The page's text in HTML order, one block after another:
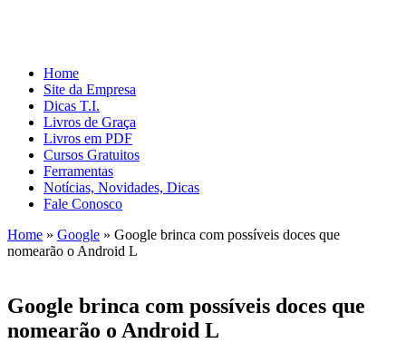
Home
Site da Empresa
Dicas T.I.
Livros de Graça
Livros em PDF
Cursos Gratuitos
Ferramentas
Notícias, Novidades, Dicas
Fale Conosco
Home » Google » Google brinca com possíveis doces que
nomearão o Android L
Google brinca com possíveis doces que
nomearão o Android L